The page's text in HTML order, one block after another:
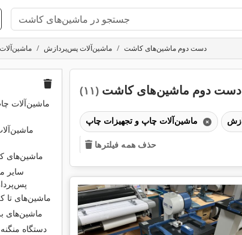
ماشین‌آلات پس‌پردازش دست دوم ماشین‌های کاشت
ماشین‌آلات
سایر
ماشین‌های تا
دستگاه
دست دوم ماشین‌های کاشت (۱۱)
حذف همه فیلترها